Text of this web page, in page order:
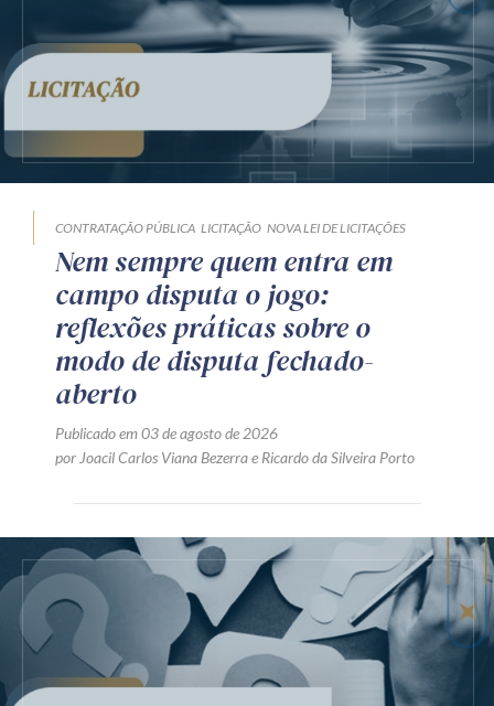
CONTRATAÇÃO PÚBLICA LICITAÇÃO NOVA LEI DE LICITAÇÕES
Nem sempre quem entra em
campo disputa o jogo:
reflexões práticas sobre o
modo de disputa fechado-
aberto
Publicado em 03 de agosto de 2026
por Joacil Carlos Viana Bezerrae Ricardo da Silveira Porto